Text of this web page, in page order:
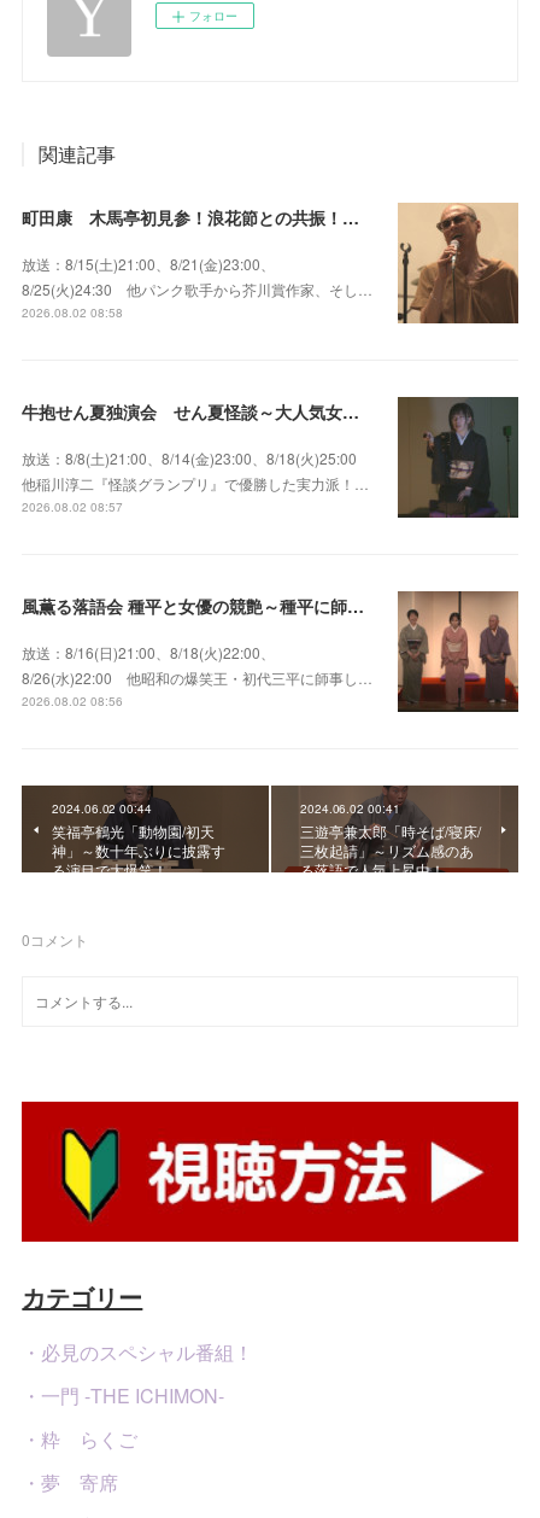
フォロー
関連記事
町田康 木馬亭初見参！浪花節との共振！～マチダ地蔵尊 他
放送：8/15(土)21:00、8/21(金)23:00、
8/25(火)24:30 他パンク歌手から芥川賞作家、そし…
2026.08.02 08:58
牛抱せん夏独演会 せん夏怪談～大人気女性怪談師とっておきの背筋も凍る…
放送：8/8(土)21:00、8/14(金)23:00、8/18(火)25:00
他稲川淳二『怪談グランプリ』で優勝した実力派！…
2026.08.02 08:57
風薫る落語会 種平と女優の競艶～種平に師事した女優たちが百花繚乱に咲き誇る大人気落語会
放送：8/16(日)21:00、8/18(火)22:00、
8/26(水)22:00 他昭和の爆笑王・初代三平に師事し…
2026.08.02 08:56
2024.06.02 00:44
笑福亭鶴光「動物園/初天
神」～数十年ぶりに披露す
る演目で大爆笑！
2024.06.02 00:41
三遊亭兼太郎「時そば/寝床/
三枚起請」～リズム感のあ
る落語で人気上昇中！
0コメント
カテゴリー
・必見のスペシャル番組！
・一門 -THE ICHIMON-
・粋 らくご
・夢 寄席